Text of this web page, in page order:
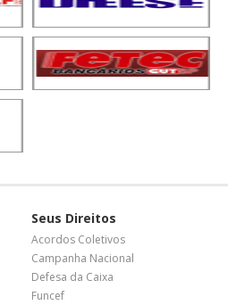
Seus Direitos
Acordos Coletivos
Campanha Nacional
Defesa da Caixa
Funcef